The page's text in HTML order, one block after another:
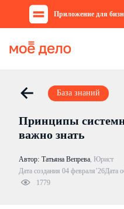
Приложение для
База знаний
Принципы
важно знать
Автор: Татьяна Вепрева, Юрист
Дата создания 04 февраля’26Дата
1779